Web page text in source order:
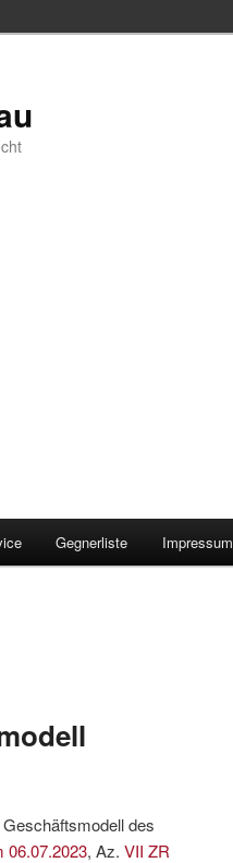
Gegnerliste Impressum
des
06.07.2023, Az. VII ZR